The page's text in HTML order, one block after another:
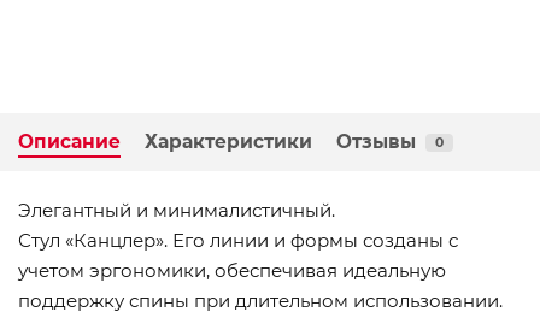
Описание Характеристики Отзывы 0
Элегантный и минималистичный.
Стул «Канцлер». Его линии и формы созданы с
учетом эргономики, обеспечивая идеальную
поддержку спины при длительном использовании.